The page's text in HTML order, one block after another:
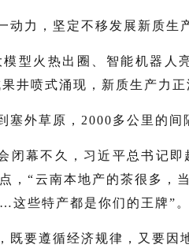
动力，坚定不移发展新质生
模型火热出圈、智能机器
井喷式涌现，新质生产力
塞外草原，2000多公里的
闭幕不久，习近平总书记
，“云南本地产的茶很多，
这些特产都是你们的王牌”
既要遵循经济规律，又要因